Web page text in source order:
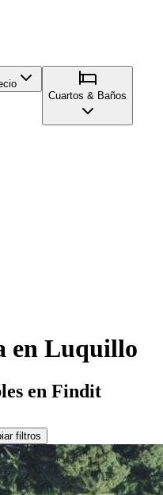
Cuartos & Baños
en Luquillo
en Findit
filtros